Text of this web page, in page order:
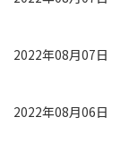
2022年08月07日
2022年08月06日